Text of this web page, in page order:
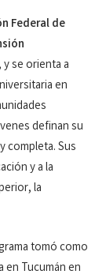
Federal de
y se orienta a
en
definan su
completa. Sus
y a la
la
tomó como
en Tucumán en